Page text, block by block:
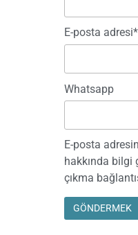
E-posta adresi*
Whatsapp
E-posta
hakkında bilgi
çıkma